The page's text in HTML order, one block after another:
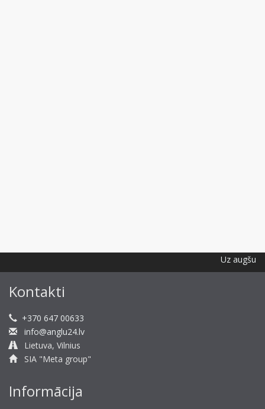
Uz augšu
Kontakti
+370 647 00633
info@anglu24.lv
Lietuva, Vilnius
SIA "Meta group"
Informācija